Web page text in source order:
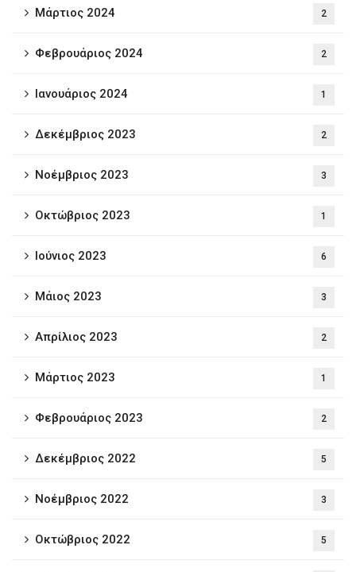
Μάρτιος 2024 2
Φεβρουάριος 2024 2
Ιανουάριος 2024 1
Δεκέμβριος 2023 2
Νοέμβριος 2023 3
Οκτώβριος 2023 1
Ιούνιος 2023 6
Μάιος 2023 3
Απρίλιος 2023 2
Μάρτιος 2023 1
Φεβρουάριος 2023 2
Δεκέμβριος 2022 5
Νοέμβριος 2022 3
Οκτώβριος 2022 5